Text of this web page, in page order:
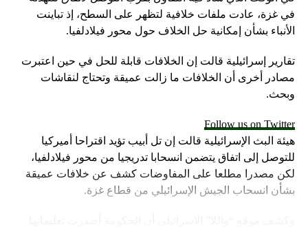
في غزة، عادت ملفات خلافية لتظهر على السطح، إذ تباينت
الأنباء بشأن إمكانية حل الخلاف حول محور فيلادلفيا.
تقارير إسرائيلية قالت إن الخلافات قابلة للحل في حين اعتبرت
مصادر أخرى أن الخلافات ما زالت عميقة وتحتاج لنقاشات
وبحث.
Follow us on Twitter
هيئة البث الإسرائيلية قالت إن تل أبيب تؤيد اقتراحا أميركيا
للتوصل إلى اتفاق يتضمن انسحابا تدريجيا من محور فيلادلفيا،
لكن مصدرا مطلعا على المفاوضات كشف عن خلافات عميقة
بشأن انسحاب الجيش الإسرائيلي من قطاع غزة.